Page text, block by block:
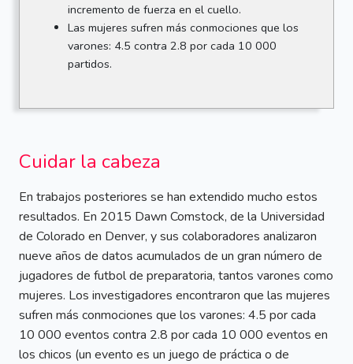
incremento de fuerza en el cuello.
Las mujeres sufren más conmociones que los
varones: 4.5 contra 2.8 por cada 10 000
partidos.
Cuidar la cabeza
En trabajos posteriores se han extendido mucho estos
resultados. En 2015 Dawn Comstock, de la Universidad
de Colorado en Denver, y sus colaboradores analizaron
nueve años de datos acumulados de un gran número de
jugadores de futbol de preparatoria, tantos varones como
mujeres. Los investigadores encontraron que las mujeres
sufren más conmociones que los varones: 4.5 por cada
10 000 eventos contra 2.8 por cada 10 000 eventos en
los chicos (un evento es un juego de práctica o de